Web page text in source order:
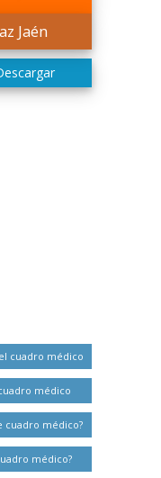
Jaén
cuadro médico
médico
cuadro médico?
médico?